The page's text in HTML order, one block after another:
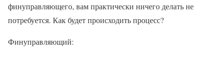
финуправляющего, вам практически ничего делать не
потребуется. Как будет происходить процесс?
Финуправляющий: